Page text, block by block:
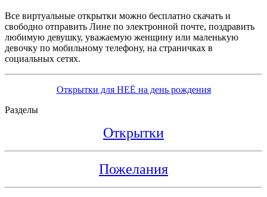
Все виртуальные открытки можно бесплатно скачать и
свободно отправить Лине по электронной почте, поздравить
любимую девушку, уважаемую женщину или маленькую
девочку по мобильному телефону, на страничках в
социальных сетях.
Открытки для НЕЁ на день рождения
Разделы
Открытки
Пожелания